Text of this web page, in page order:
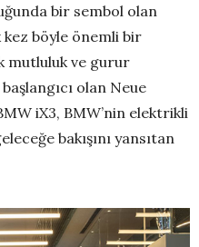
bir sembol olan
kez böyle önemli bir
mutluluk ve gurur
olan Neue
iX3, BMW’nin elektrikli
bakışını yansıtan